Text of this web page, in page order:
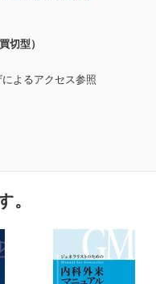
切型）
よるアクセス参照
。